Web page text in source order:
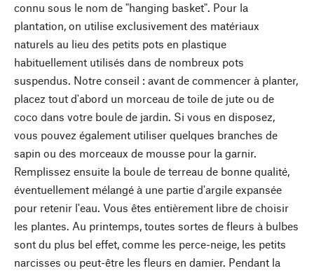
connu sous le nom de "hanging basket". Pour la
plantation, on utilise exclusivement des matériaux
naturels au lieu des petits pots en plastique
habituellement utilisés dans de nombreux pots
suspendus. Notre conseil : avant de commencer à planter,
placez tout d'abord un morceau de toile de jute ou de
coco dans votre boule de jardin. Si vous en disposez,
vous pouvez également utiliser quelques branches de
sapin ou des morceaux de mousse pour la garnir.
Remplissez ensuite la boule de terreau de bonne qualité,
éventuellement mélangé à une partie d'argile expansée
pour retenir l'eau. Vous êtes entièrement libre de choisir
les plantes. Au printemps, toutes sortes de fleurs à bulbes
sont du plus bel effet, comme les perce-neige, les petits
narcisses ou peut-être les fleurs en damier. Pendant la